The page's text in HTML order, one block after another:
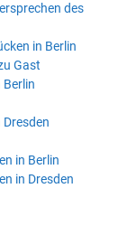
des
in Berlin
Gast
in Berlin
in Dresden